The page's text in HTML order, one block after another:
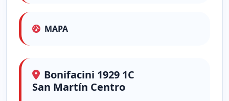
MAPA
Bonifacini 1929 1C
San Martín Centro